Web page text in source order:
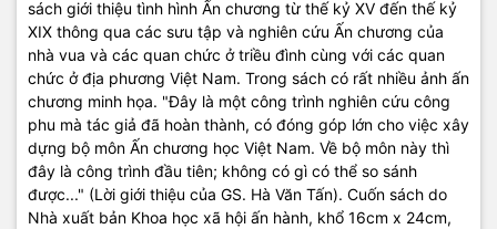
sách giới thiệu tình hình Ấn chương từ thế kỷ XV đến thế kỷ
XIX thông qua các sưu tập và nghiên cứu Ấn chương của
nhà vua và các quan chức ở triều đình cùng với các quan
chức ở địa phương Việt Nam. Trong sách có rất nhiều ảnh ấn
chương minh họa. "Đây là một công trình nghiên cứu công
phu mà tác giả đã hoàn thành, có đóng góp lớn cho việc xây
dựng bộ môn Ấn chương học Việt Nam. Về bộ môn này thì
đây là công trình đầu tiên; không có gì có thể so sánh
được..." (Lời giới thiệu của GS. Hà Văn Tấn). Cuốn sách do
Nhà xuất bản Khoa học xã hội ấn hành, khổ 16cm x 24cm,